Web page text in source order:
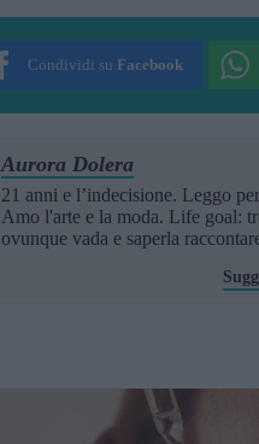
SUBMIT RATING
Condividi su Facebook
Aurora Dolera
21 anni e l’indecisione. Leggo
Amo l'arte e la moda. Life goal:
ovunque vada e saperla